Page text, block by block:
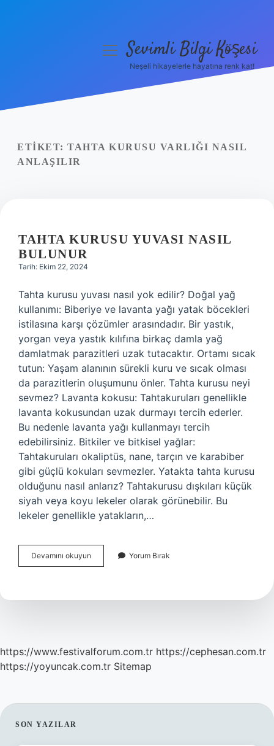
Yasal Uyarı
menüyüSevimli Bilgi Köşesi
Neşeli hikayelerle hayatına renk kat!
ETIKET: TAHTA KURUSU VARLIĞI NASIL
ANLAŞILIR
TAHTA KURUSU YUVASI NASIL
BULUNUR
Tarih: Ekim 22, 2024
Tahta kurusu yuvası nasıl yok edilir? Doğal yağ
kullanımı: Biberiye ve lavanta yağı yatak böcekleri
istilasına karşı çözümler arasındadır. Bir yastık,
yorgan veya yastık kılıfına birkaç damla yağ
damlatmak parazitleri uzak tutacaktır. Ortamı sıcak
tutun: Yaşam alanının sürekli kuru ve sıcak olması
da parazitlerin oluşumunu önler. Tahta kurusu neyi
sevmez? Lavanta kokusu: Tahtakuruları genellikle
lavanta kokusundan uzak durmayı tercih ederler.
Bu nedenle lavanta yağı kullanmayı tercih
edebilirsiniz. Bitkiler ve bitkisel yağlar:
Tahtakuruları okaliptüs, nane, tarçın ve karabiber
gibi güçlü kokuları sevmezler. Yatakta tahta kurusu
olduğunu nasıl anlarız? Tahtakurusu dışkıları küçük
siyah veya koyu lekeler olarak görünebilir. Bu
lekeler genellikle yatakların,…
Devamını okuyun
Kurusu
Bulunur
Yorum Bırak
https://www.festivalforum.com.tr https://cephesan.com.tr
https://yoyuncak.com.tr Sitemap
SIDEBAR
SON YAZILAR